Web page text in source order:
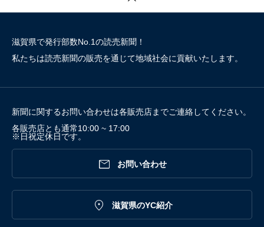
滋賀県で発行部数No.1の読売新聞！
私たちは読売新聞の販売を通じて地域社会に貢献いたします。
新聞に関するお問い合わせは各販売店までご連絡してください。
各販売店とも通常10:00 ~ 17:00
※日祝定休日です。
 お問い合わせ
 滋賀県のYC紹介